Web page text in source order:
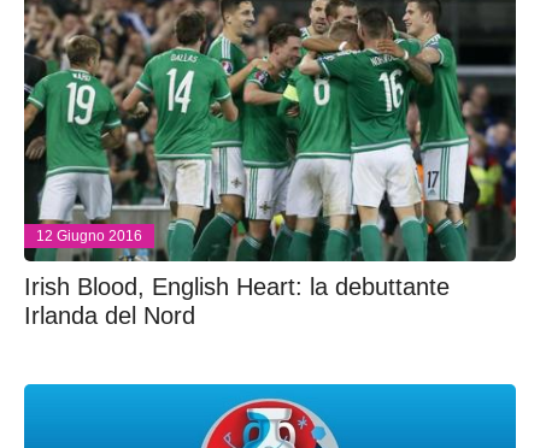
12 Giugno 2016
Irish Blood, English Heart: la debuttante
Irlanda del Nord